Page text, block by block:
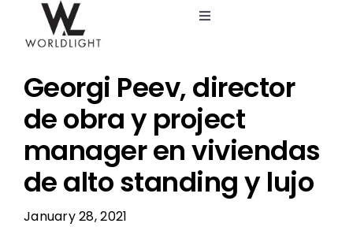
Toggle
Services
Catalog
Blog
Georgi Peev, director
de obra y project
manager en viviendas
de alto standing y lujo
January 28, 2021